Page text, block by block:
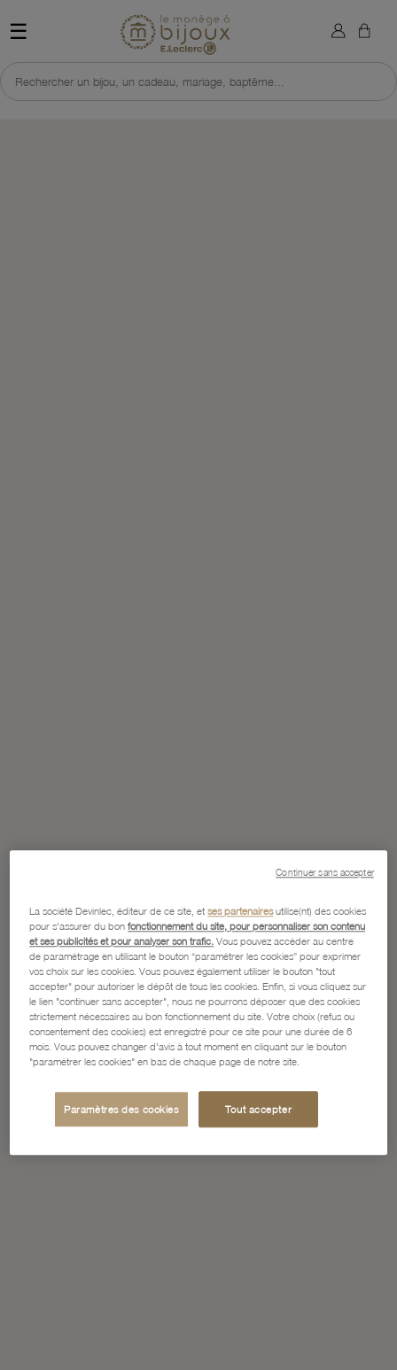
☰ Retour à l'accueil du site
Rechercher un bijou, un cadeau, mariage, baptême...
×
La société Devinlec, éditeur de ce site, etses partenairesutilise(nt) des cookies
pour s'assurer du bonfonctionnement du site, pour personnaliser son contenu
et ses publicités et pour analyser son trafic. Vous pouvez accéder au centre
de paramétrage en utilisant le bouton “paramétrer les cookies” pour exprimer
vos choix sur les cookies. Vous pouvez également utiliser le bouton "tout
accepter" pour autoriser le dépôt de tous les cookies. Enfin, si vous cliquez sur
le lien "continuer sans accepter", nous ne pourrons déposer que des cookies
strictement nécessaires au bon fonctionnement du site. Votre choix (refus ou
consentement des cookies) est enregistré pour ce site pour une durée de 6
mois. Vous pouvez changer d'avis à tout moment en cliquant sur le bouton
"paramétrer les cookies" en bas de chaque page de notre site.
Paramètres des cookies Tout accepter
Continuer sans accepter